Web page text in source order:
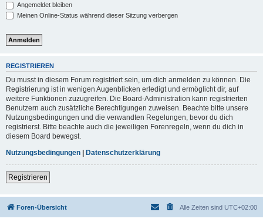
Angemeldet bleiben
Meinen Online-Status während dieser Sitzung verbergen
REGISTRIEREN
Du musst in diesem Forum registriert sein, um dich anmelden zu können. Die
Registrierung ist in wenigen Augenblicken erledigt und ermöglicht dir, auf
weitere Funktionen zuzugreifen. Die Board-Administration kann registrierten
Benutzern auch zusätzliche Berechtigungen zuweisen. Beachte bitte unsere
Nutzungsbedingungen und die verwandten Regelungen, bevor du dich
registrierst. Bitte beachte auch die jeweiligen Forenregeln, wenn du dich in
diesem Board bewegst.
Nutzungsbedingungen | Datenschutzerklärung
Registrieren
Foren-Übersicht Alle Zeiten sind UTC+02:00